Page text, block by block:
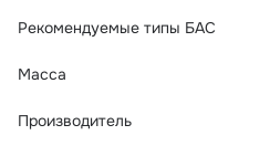
Рекомендуемые типы БАС
Масса
Производитель